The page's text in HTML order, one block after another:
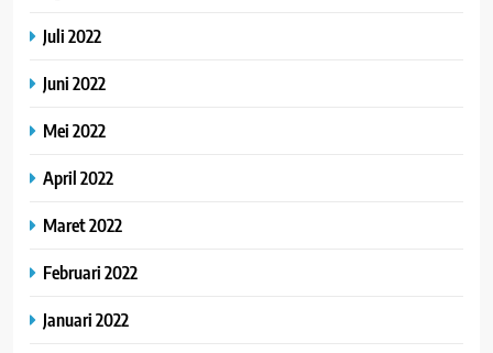
Juli 2022
Juni 2022
Mei 2022
April 2022
Maret 2022
Februari 2022
Januari 2022